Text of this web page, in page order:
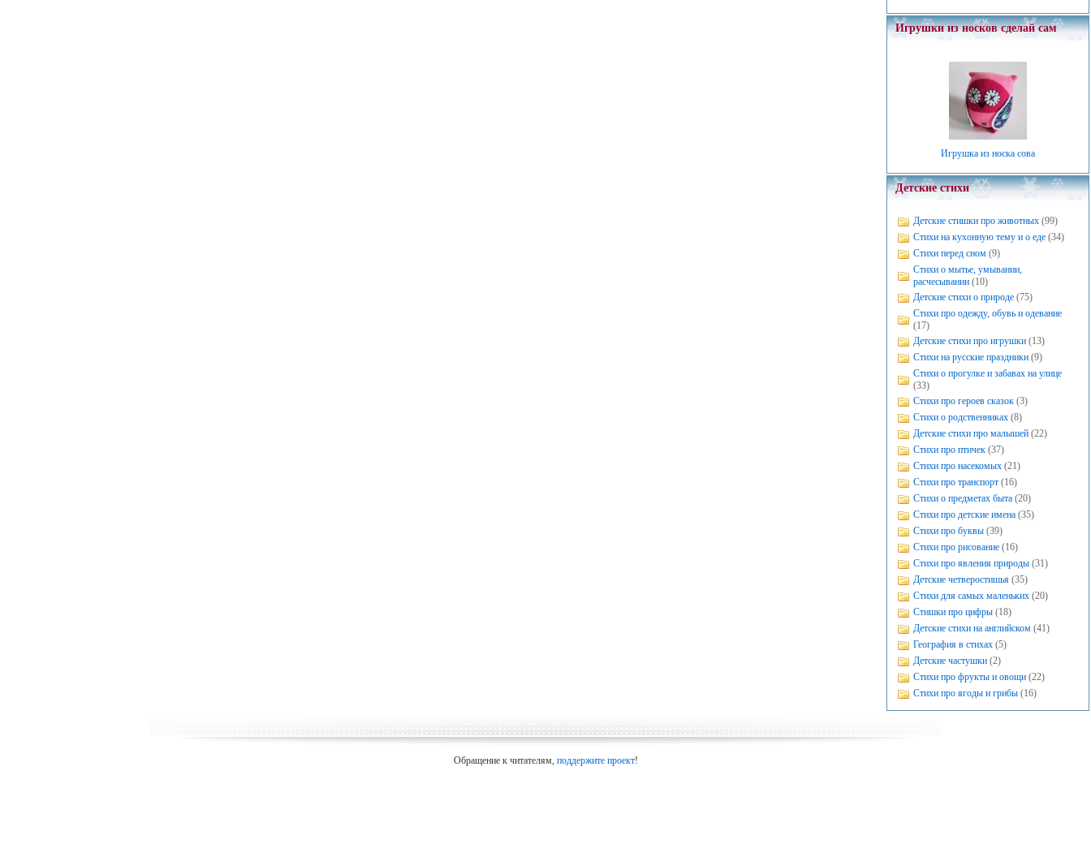
Игрушки из носков сделай сам
Игрушка из носка сова
Детские стихи
Детские стишки про животных (99)
Стихи на кухонную тему и о еде (34)
Стихи перед сном (9)
Стихи о мытье, умывании,
расчесывании (10)
Детские стихи о природе (75)
Стихи про одежду, обувь и одевание
(17)
Детские стихи про игрушки (13)
Стихи на русские праздники (9)
Стихи о прогулке и забавах на улице
(33)
Стихи про героев сказок (3)
Стихи о родственниках (8)
Детские стихи про малышей (22)
Стихи про птичек (37)
Стихи про насекомых (21)
Стихи про транспорт (16)
Стихи о предметах быта (20)
Стихи про детские имена (35)
Стихи про буквы (39)
Стихи про рисование (16)
Стихи про явления природы (31)
Детские четверостишья (35)
Стихи для самых маленьких (20)
Стишки про цифры (18)
Детские стихи на английском (41)
География в стихах (5)
Детские частушки (2)
Стихи про фрукты и овощи (22)
Стихи про ягоды и грибы (16)
Обращение к читателям, поддержите проект!